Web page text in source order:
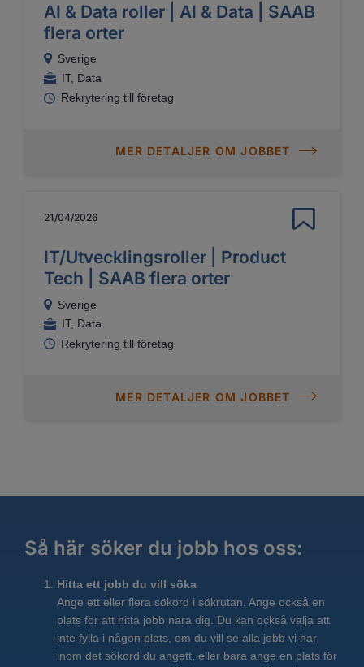
AI & Data roller | AI & Data | SAAB
flera orter
Sverige
IT, Data
Rekrytering till företag
MER DETALJER OM JOBBET
21/04/2026
IT/Utvecklingsroller | Product
Tech | SAAB flera orter
Sverige
IT, Data
Rekrytering till företag
MER DETALJER OM JOBBET
Så här söker du jobb hos oss:
Hitta ett jobb du vill söka
Ange ett eller flera sökord i sökrutan. Ange också en
plats för att hitta jobb nära dig. Du kan också välja att
inte fylla i någon plats, om du vill se alla jobb vi har
inom det sökord du angett, eller bara ange en plats för